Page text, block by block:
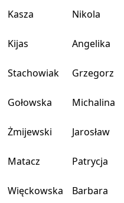
Kasza Nikola
Kijas Angelika
Stachowiak Grzegorz
Gołowska Michalina
Żmijewski Jarosław
Matacz Patrycja
Więckowska Barbara